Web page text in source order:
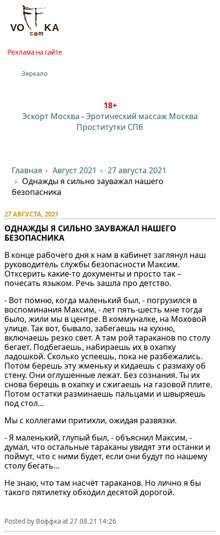
Реклама на сайте
Зеркало
18+
Эскорт Москва -Эротический массаж Москва
Проститутки СПб
Главная Август 2021
27 августа 2021
Однажды я сильно зауважал нашего
безопасника
27 АВГУСТА, 2021
ОДНАЖДЫ Я СИЛЬНО ЗАУВАЖАЛ НАШЕГО
БЕЗОПАСНИКА
В конце рабочего дня к нам в кабинет заглянул наш
руководитель службы безопасности Максим.
Отксерить какие-то документы и просто так –
почесать языком. Речь зашла про детство.
- Вот помню, когда маленький был, - погрузился в
воспоминания Максим, - лет пять-шесть мне тогда
было, жили мы в центре. В коммуналке, на Моховой
улице. Так вот, бывало, забегаешь на кухню,
включаешь резко свет. А там рой тараканов по столу
бегает. Подбегаешь, набираешь их в охапку
ладошкой. Сколько успеешь, пока не разбежались.
Потом берешь эту жменьку и кидаешь с размаху об
стену. Они оглушенные лежат. Без сознания. Ты их
снова берешь в охапку и сжигаешь на газовой плите.
Потом остатки разминаешь пальцами и швыряешь
под стол…
Мы с коллегами притихли, ожидая развязки.
- Я маленький, глупый был, - объяснил Максим, -
думал, что остальные тараканы увидят эти останки и
поймут, что с ними будет, если они будут по нашему
столу бегать…
Не знаю, что там насчёт тараканов. Но лично я бы
такого пятилетку обходил десятой дорогой.
Posted by Воффкаat 27.08.21 14:26